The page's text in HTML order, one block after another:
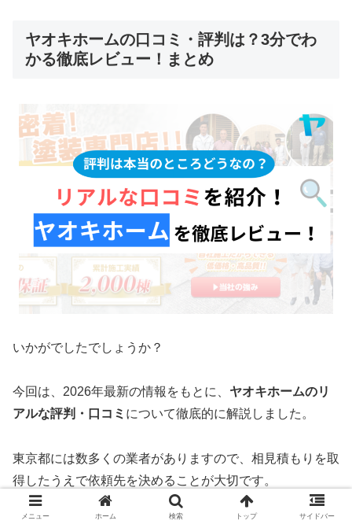
ヤオキホームの口コミ・評判は？3分でわ
かる徹底レビュー！まとめ
いかがでしたでしょうか？
今回は、2026年最新の情報をもとに、 ヤオキホームのリ
アルな評判・口コミ について徹底的に解説しました。
東京都には数多くの業者がありますので、相見積もりを取
得したうえで依頼先を決めることが大切です。
メニュー ホーム 検索 トップ サイドバー